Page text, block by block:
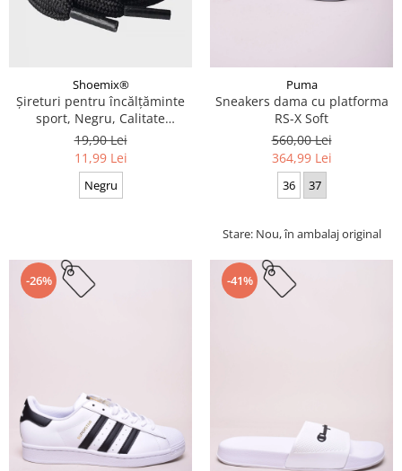
Shoemix®
Șireturi pentru încălțăminte
sport, Negru, Calitate
premium, 110 cm x 0.8 cm
19,90 Lei
11,99 Lei
Negru
Puma
Sneakers dama cu platforma
RS-X Soft
560,00 Lei
364,99 Lei
36 37
Stare: Nou, în ambalaj original
-26% -41%